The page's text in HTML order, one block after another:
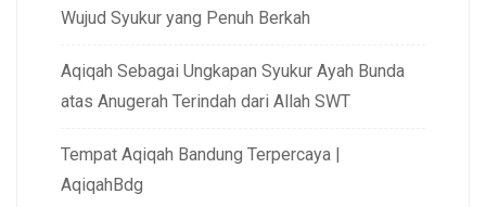
Wujud Syukur yang Penuh Berkah
Aqiqah Sebagai Ungkapan Syukur Ayah Bunda
atas Anugerah Terindah dari Allah SWT
Tempat Aqiqah Bandung Terpercaya |
AqiqahBdg